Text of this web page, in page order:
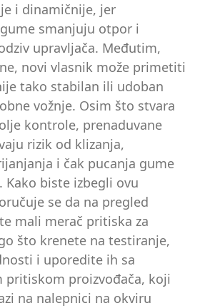
i dinamičnije, jer
smanjuju otpor i
upravljača. Međutim,
novi vlasnik može primetiti
tako stabilan ili udoban
vožnje. Osim što stvara
kontrole, prenaduvane
rizik od klizanja,
i čak pucanja gume
Kako biste izbegli ovu
se da na pregled
mali merač pritiska za
što krenete na testiranje,
i uporedite ih sa
pritiskom proizvođača, koji
na nalepnici na okviru